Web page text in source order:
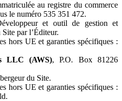
au registre du commerce
le numéro 535 351 472.
et outil de gestion et
par l’Éditeur.
hors UE et garanties spécifiques :
LLC (AWS), P.O. Box 81226
du Site.
hors UE et garanties spécifiques :